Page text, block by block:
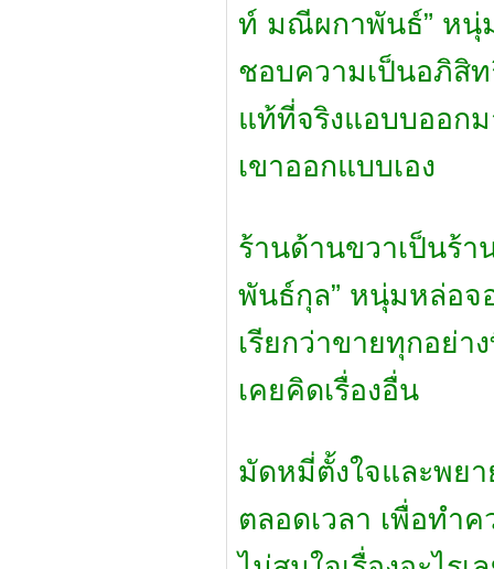
ท์ มณีผกาพันธ์” หนุ่
ชอบความเป็นอภิสิ
แท้ที่จริงแอบบออก
เขาออกแบบเอง
ร้านด้านขวาเป็นร้า
พันธ์กุล” หนุ่มหล่อจ
เรียกว่าขายทุกอย่า
เคยคิดเรื่องอื่น
มัดหมี่ตั้งใจและพย
ตลอดเวลา เพื่อทำ